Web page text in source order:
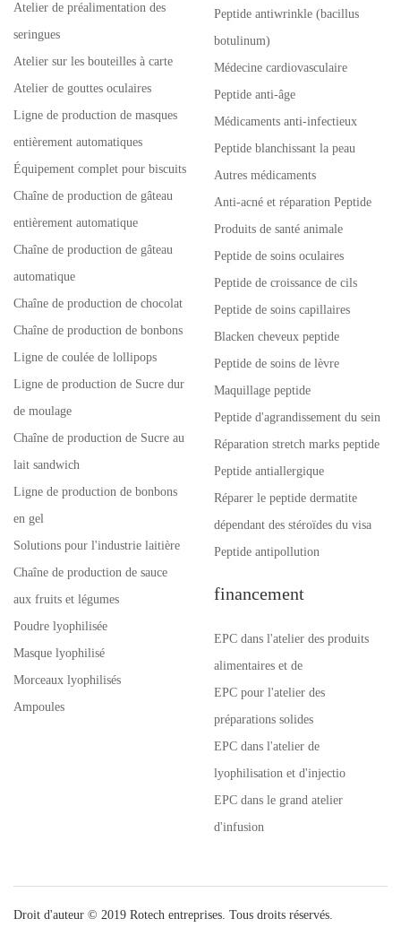
Atelier de préalimentation des
seringues
Atelier sur les bouteilles à carte
Atelier de gouttes oculaires
Ligne de production de masques
entièrement automatiques
Équipement complet pour biscuits
Chaîne de production de gâteau
entièrement automatique
Chaîne de production de gâteau
automatique
Chaîne de production de chocolat
Chaîne de production de bonbons
Ligne de coulée de lollipops
Ligne de production de Sucre dur
de moulage
Chaîne de production de Sucre au
lait sandwich
Ligne de production de bonbons
en gel
Solutions pour l'industrie laitière
Chaîne de production de sauce
aux fruits et légumes
Poudre lyophilisée
Masque lyophilisé
Morceaux lyophilisés
Ampoules
Peptide antiwrinkle (bacillus
botulinum)
Médecine cardiovasculaire
Peptide anti-âge
Médicaments anti-infectieux
Peptide blanchissant la peau
Autres médicaments
Anti-acné et réparation Peptide
Produits de santé animale
Peptide de soins oculaires
Peptide de croissance de cils
Peptide de soins capillaires
Blacken cheveux peptide
Peptide de soins de lèvre
Maquillage peptide
Peptide d'agrandissement du sein
Réparation stretch marks peptide
Peptide antiallergique
Réparer le peptide dermatite
dépendant des stéroïdes du visa
Peptide antipollution
financement
EPC dans l'atelier des produits
alimentaires et de
EPC pour l'atelier des
préparations solides
EPC dans l'atelier de
lyophilisation et d'injectio
EPC dans le grand atelier
d'infusion
Droit d'auteur © 2019 Rotech entreprises. Tous droits réservés.